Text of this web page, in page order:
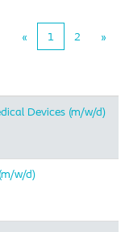
« 1 2 »
Devices (m/w/d)
w/d)